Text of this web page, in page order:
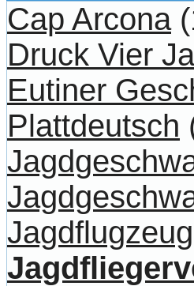
Cap Arcona
Druck Vier
Eutiner
Plattdeutsch